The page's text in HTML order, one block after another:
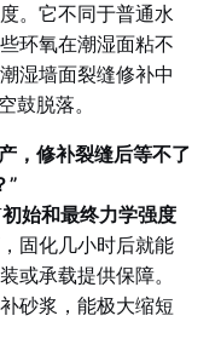
。它不同于普通水
环氧在潮湿面粘不
湿墙面裂缝修补中
鼓脱落。
，修补裂缝后等不了
”
初始和最终力学强度
固化几小时后就能
或承载提供保障。
砂浆，能极大缩短